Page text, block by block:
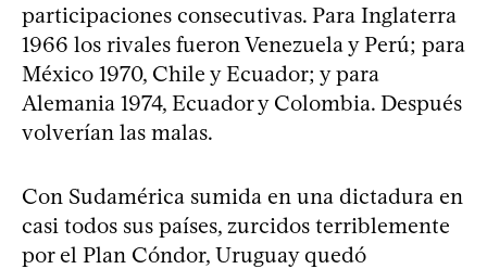
participaciones consecutivas. Para Inglaterra
1966 los rivales fueron Venezuela y Perú; para
México 1970, Chile y Ecuador; y para
Alemania 1974, Ecuador y Colombia. Después
volverían las malas.
Con Sudamérica sumida en una dictadura en
casi todos sus países, zurcidos terriblemente
por el Plan Cóndor, Uruguay quedó